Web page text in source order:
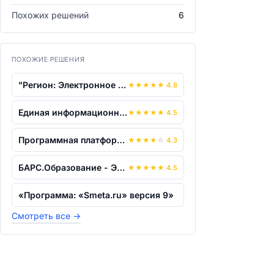
Похожих решений
6
ПОХОЖИЕ РЕШЕНИЯ
"Регион: Электронное ЖКХ" ★ ★ ★ ★ ★ 4.8
Единая информационная система "Георасп...★ ★ ★ ★ ★ 4.5
Программная платформа "Комплексная авт... ★ ★ ★ ★ ☆ 4.3
БАРС.Образование - Электронное дополни... ★ ★ ★ ★ ★ 4.5
«Программа: «Smeta.ru» версия 9»
Смотреть все →